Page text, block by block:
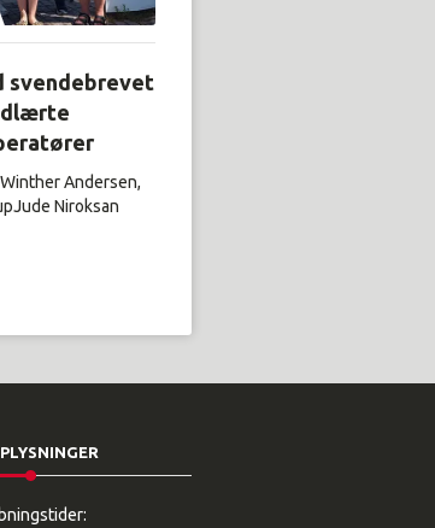
svendebrevet
Andersen,
Niroksan